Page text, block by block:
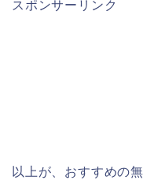
スポンサーリンク
以上が、おすすめの